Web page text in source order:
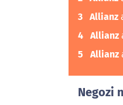
3 Allianz
4 Allianz
5 Allianz
Negozi